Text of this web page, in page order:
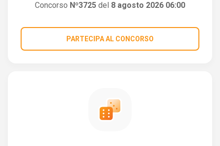
Concorso Nº3725 del 8 agosto 2026 06:00
PARTECIPA AL CONCORSO